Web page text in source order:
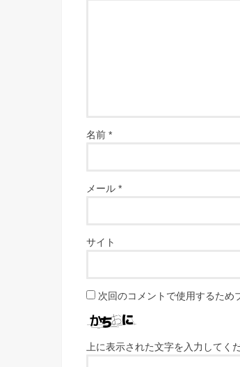
名前 *
メール *
サイト
次回のコメントで使用するため
上に表示された文字を入力してく